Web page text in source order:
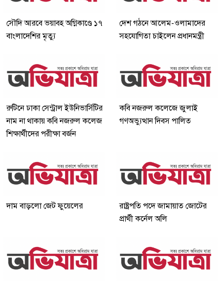
সৌদি আরবে ভয়াবহ অগ্নিকাণ্ডে ১৭
বাংলাদেশির মৃত্যু
দেশ গঠনে আলেম-ওলামাদের
সহযোগিতা চাইলেন প্রধানমন্ত্রী
রুটিনে ঢাকা সেন্ট্রাল ইউনিভার্সিটির
নাম না থাকায় কবি নজরুল কলেজ
শিক্ষার্থীদের পরীক্ষা বর্জন
কবি নজরুল কলেজে জুলাই
গণঅভ্যুত্থান দিবস পালিত
দাম বাড়লো জেট ফুয়েলের
রাষ্ট্রপতি পদে জামায়াত জোটের
প্রার্থী কর্নেল অলি